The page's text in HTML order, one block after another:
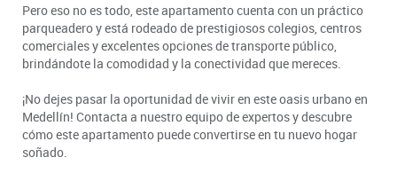
Pero eso no es todo, este apartamento cuenta con un práctico
parqueadero y está rodeado de prestigiosos colegios, centros
comerciales y excelentes opciones de transporte público,
brindándote la comodidad y la conectividad que mereces.
¡No dejes pasar la oportunidad de vivir en este oasis urbano en
Medellín! Contacta a nuestro equipo de expertos y descubre
cómo este apartamento puede convertirse en tu nuevo hogar
soñado.